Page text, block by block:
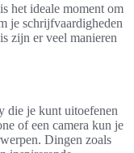
het ideale moment om
je schrijfvaardigheden
zijn er veel manieren
die je kunt uitoefenen
of een camera kun je
Dingen zoals